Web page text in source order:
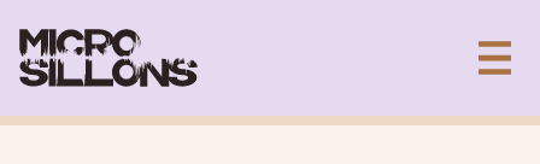
au
contenu
Collectif artistique de création sonore